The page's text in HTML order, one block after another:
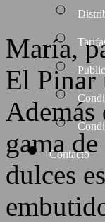
Contacto
María,
El Pinar
Además
gama
dulces